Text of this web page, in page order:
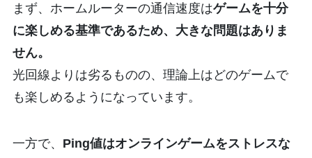
まず、ホームルーターの通信速度はゲームを十分
に楽しめる基準であるため、大きな問題はありま
せん。
光回線よりは劣るものの、理論上はどのゲームで
も楽しめるようになっています。
一方で、 Ping値はオンラインゲームをストレスな